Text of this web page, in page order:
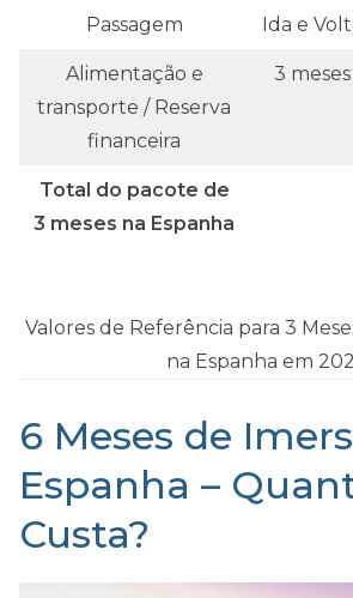
Passagem Ida e
Alimentação e
transporte / Reserva
financeira
3 meses
Total do pacote de
3 meses na Espanha
Valores de Referência para 3
na Espanha em
6 Meses de
Espanha –
Custa?